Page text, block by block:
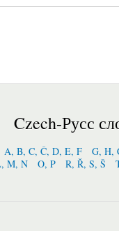
Czech-Русс
A, B, C, Č, D, E, F
G, H,
M, N
O, P R, Ř, S, Š